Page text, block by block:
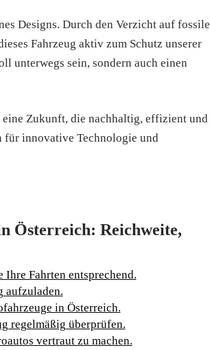
Designs. Durch den Verzicht auf fossile
Fahrzeug aktiv zum Schutz unserer
unterwegs sein, sondern auch einen
Zukunft, die nachhaltig, effizient und
für innovative Technologie und
Österreich: Reichweite,
Ihre Fahrten entsprechend.
aufzuladen.
in Österreich.
regelmäßig überprüfen.
vertraut zu machen.